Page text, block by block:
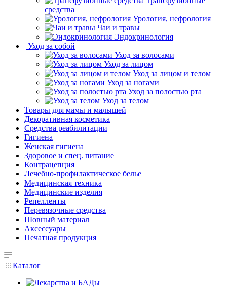
средства
Урология, нефрология
Чаи и травы
Эндокринология
Уход за собой
Уход за волосами
Уход за лицом
Уход за лицом и телом
Уход за ногами
Уход за полостью рта
Уход за телом
Товары для мамы и малышей
Декоративная косметика
Средства реабилитации
Гигиена
Женская гигиена
Здоровое и спец. питание
Контрацепция
Лечебно-профилактическое белье
Медицинская техника
Медицинские изделия
Репелленты
Перевязочные средства
Шовный материал
Аксессуары
Печатная продукция
Каталог